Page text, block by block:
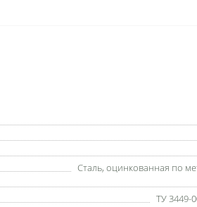
Сталь, оцинкованная по
ТУ 3449-